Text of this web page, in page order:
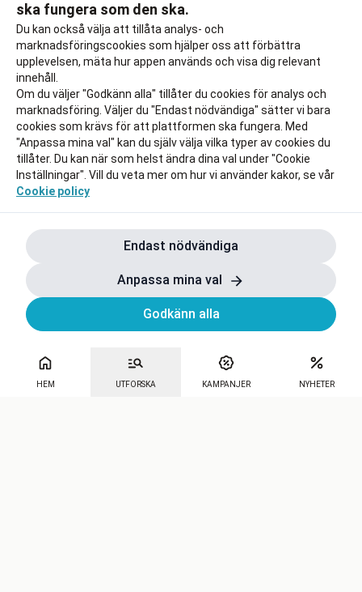
HEM UTFORSKA KAMPANJER NYHETER
Rapportera ett problem
ska fungera som den ska.
Du kan också välja att tillåta analys- och
marknadsföringscookies som hjälper oss att förbättra
upplevelsen, mäta hur appen används och visa dig relevant
innehåll.
Om du väljer "Godkänn alla" tillåter du cookies för analys och
marknadsföring. Väljer du "Endast nödvändiga" sätter vi bara
cookies som krävs för att plattformen ska fungera. Med
"Anpassa mina val" kan du själv välja vilka typer av cookies du
tillåter. Du kan när som helst ändra dina val under "Cookie
Inställningar". Vill du veta mer om hur vi använder kakor, se vår
Cookie policy
Endast nödvändiga
Anpassa mina val
Godkänn alla